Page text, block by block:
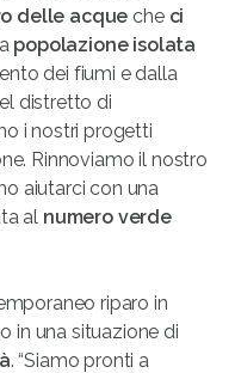
delle acque che ci
popolazione isolata
dei fiumi e dalla
distretto di
i nostri progetti
Rinnoviamo il nostro
aiutarci con una
al numero verde
riparo in
in una situazione di
. “Siamo pronti a